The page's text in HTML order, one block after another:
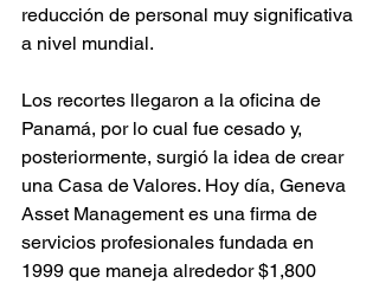
reducción de personal muy significativa
a nivel mundial.
Los recortes llegaron a la oficina de
Panamá, por lo cual fue cesado y,
posteriormente, surgió la idea de crear
una Casa de Valores. Hoy día, Geneva
Asset Management es una firma de
servicios profesionales fundada en
1999 que maneja alrededor $1,800